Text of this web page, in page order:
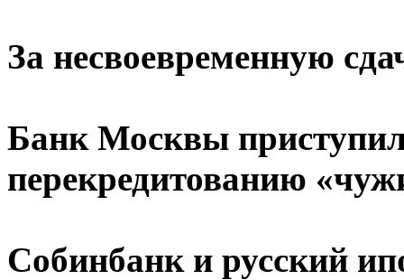
За несвоевременную
Банк Москвы
перекредитованию
Собинбанк и русский